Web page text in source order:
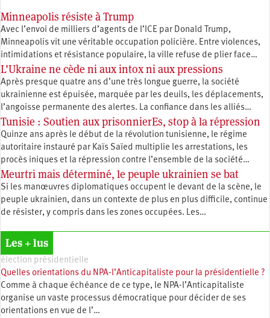
Minneapolis résiste à Trump
Avec l’envoi de milliers d’agents de l’ICE par Donald Trump,
Minneapolis vit une véritable occupation policière. Entre violences,
intimidations et résistance populaire, la ville refuse de plier face…
L’Ukraine ne cède ni aux intox ni aux pressions
Après presque quatre ans d’une très longue guerre, la société
ukrainienne est épuisée, marquée par les deuils, les déplacements,
l’angoisse permanente des alertes. La confiance dans les alliés…
Tunisie : Soutien aux prisonnierEs, stop à la répression
Quinze ans après le début de la révolution tunisienne, le régime
autoritaire instauré par Kaïs Saïed multiplie les arrestations, les
procès iniques et la répression contre l’ensemble de la société…
Meurtri mais déterminé, le peuple ukrainien se bat
Si les manœuvres diplomatiques occupent le devant de la scène, le
peuple ukrainien, dans un contexte de plus en plus difficile, continue
de résister, y compris dans les zones occupées. Les…
Les + lus
élection présidentielle
Quelles orientations du NPA-l’Anticapitaliste pour la présidentielle ?
Comme à chaque échéance de ce type, le NPA-l’Anticapitaliste
organise un vaste processus démocratique pour décider de ses
orientations en vue de l’…